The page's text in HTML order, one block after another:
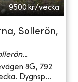
9500 kr/vecka
Sollerön,
8G, 792
Dygnsp...